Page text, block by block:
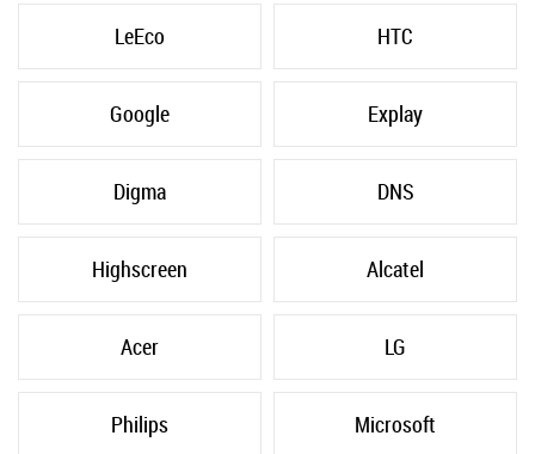
LeEco HTC
Google Explay
Digma DNS
Highscreen Alcatel
Acer LG
Philips Microsoft